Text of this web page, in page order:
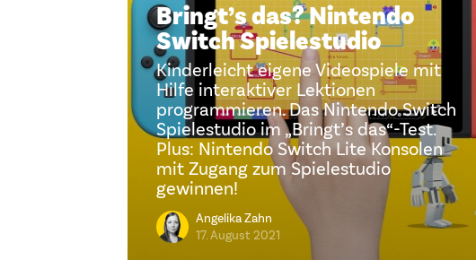
Bringt’s das? Nintendo
Switch Spielestudio
Kinderleicht eigene Videospiele mit
Hilfe interaktiver Lektionen
programmieren. Das Nintendo Switch
Spielestudio im „Bringt’s das“-Test.
Plus: Nintendo Switch Lite Konsolen
mit Zugang zum Spielestudio
gewinnen!
Angelika Zahn
17. August 2021